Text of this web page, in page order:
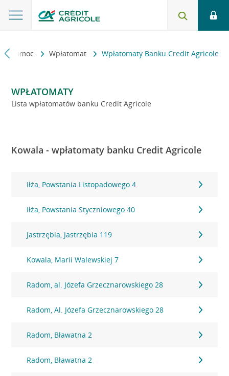
i pomoc Wpłatomat Wpłatomaty Banku Credit Agricole
WPŁATOMATY
Lista wpłatomatów banku Credit Agricole
Kowala - wpłatomaty banku Credit Agricole
Iłża, Powstania Listopadowego 4
Iłża, Powstania Styczniowego 40
Jastrzębia, Jastrzębia 119
Kowala, Marii Walewskiej 7
Radom, al. Józefa Grzecznarowskiego 28
Radom, Al. Józefa Grzecznarowskiego 28
Radom, Bławatna 2
Radom, Bławatna 2